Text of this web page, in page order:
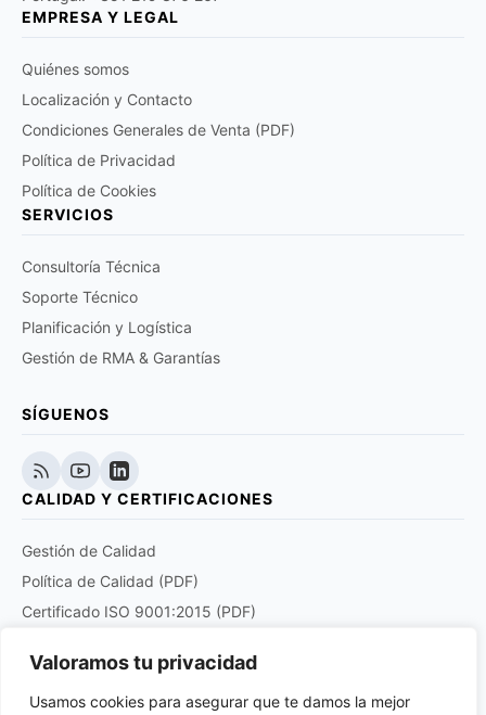
Valoramos tu privacidad
Usamos cookies para asegurar que te damos la mejor
EMPRESA Y LEGAL
Quiénes somos
Localización y Contacto
Condiciones Generales de Venta (PDF)
Política de Privacidad
Política de Cookies
SERVICIOS
Consultoría Técnica
Soporte Técnico
Planificación y Logística
Gestión de RMA & Garantías
SÍGUENOS
CALIDAD Y CERTIFICACIONES
Gestión de Calidad
Política de Calidad (PDF)
Certificado ISO 9001:2015 (PDF)
Certificado DOCUPLUS S&I (PDF)